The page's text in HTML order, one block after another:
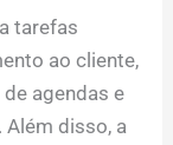
tarefas
ao cliente,
agendas e
disso, a